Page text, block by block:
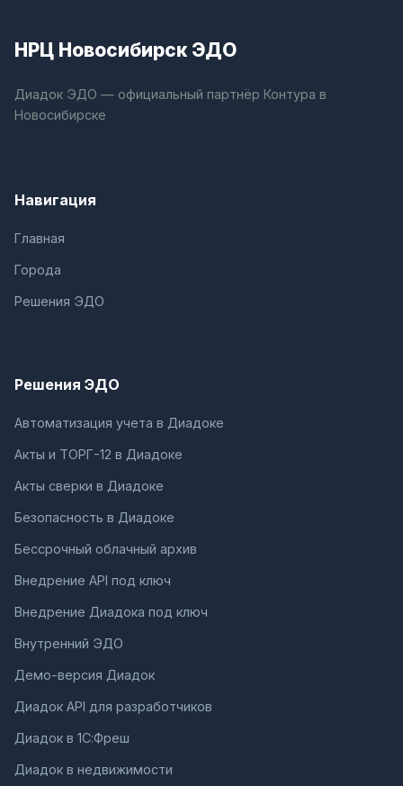
НРЦ Новосибирск ЭДО
Диадок ЭДО — официальный партнёр Контура в
Новосибирске
Навигация
Главная
Города
Решения ЭДО
Решения ЭДО
Автоматизация учета в Диадоке
Акты и ТОРГ-12 в Диадоке
Акты сверки в Диадоке
Безопасность в Диадоке
Бессрочный облачный архив
Внедрение API под ключ
Внедрение Диадока под ключ
Внутренний ЭДО
Демо-версия Диадок
Диадок API для разработчиков
Диадок в 1С:Фреш
Диадок в недвижимости